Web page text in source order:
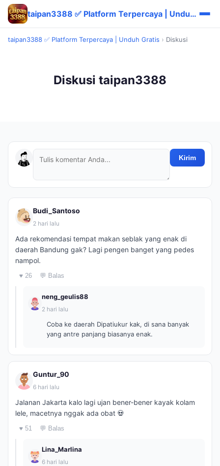
taipan3388 ✅ Platform Terpercaya | Unduh Gratis
taipan3388 ✅ Platform Terpercaya | Unduh Gratis › Diskusi
Diskusi taipan3388
Kirim
Budi_Santoso
2 hari lalu
Ada rekomendasi tempat makan seblak yang enak di
daerah Bandung gak? Lagi pengen banget yang pedes
nampol.
♥ 26 💬 Balas
neng_geulis88
2 hari lalu
Coba ke daerah Dipatiukur kak, di sana banyak
yang antre panjang biasanya enak.
Guntur_90
6 hari lalu
Jalanan Jakarta kalo lagi ujan bener-bener kayak kolam
lele, macetnya nggak ada obat 💀
♥ 51 💬 Balas
Lina_Marlina
6 hari lalu